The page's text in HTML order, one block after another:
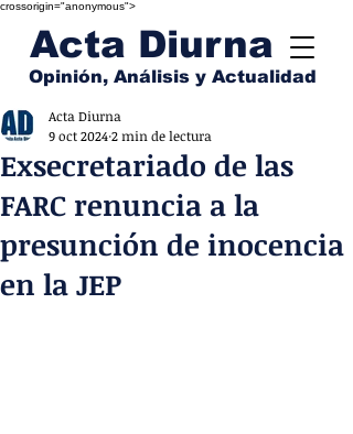
crossorigin="anonymous">
Acta Diurna
Opinión, Análisis y Actualidad
Exsecretariado de las
FARC renuncia a la
presunción de inocencia
en la JEP
Acta Diurna
9 oct 20242 min de lectura